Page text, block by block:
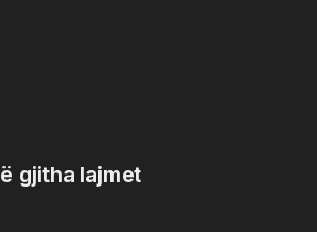
gjitha lajmet